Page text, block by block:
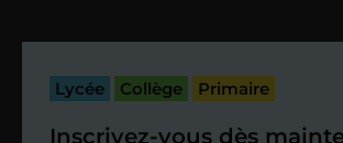
passé.
Lycée Collège Primaire
Inscrivez-vous dès